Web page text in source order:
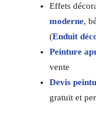
Effets
moderne,
(Enduit
Peinture
vente
Devis
gratuit et